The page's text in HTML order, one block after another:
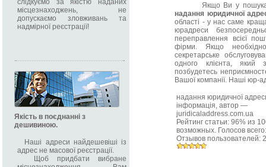
слідкуємо за якістю наданих
місцезнаходжень, не
допускаємо зловживань та
надмірної реєстрації!
Якість в поєднанні з
дешивиною.
Наші адреси найдешевіші із
адрес не масової реєстрації.
Щоб придбати вибране
Якщо Ви у пошуках
надання юридичної
області - у нас саме
юрадреси
переправлення всієї
фірми. Якщо
секретарське
одного клієнта, який
позбудетесь
Вашої компанії. Наші юр-
надання юридичної
інформація, автор —
juridicaladdress.com.ua
Рейтинг статьи:96% из
возможных. Голосов
Отзывов пользователей: